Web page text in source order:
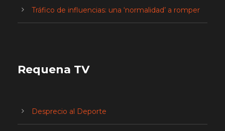
Tráfico de influencias: una ‘normalidad’ a romper
Requena TV
Desprecio al Deporte